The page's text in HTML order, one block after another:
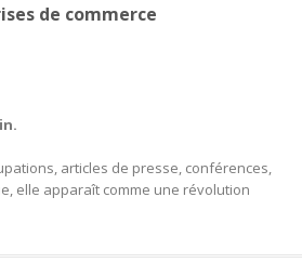
de commerce
articles de presse, conférences,
elle apparaît comme une révolution